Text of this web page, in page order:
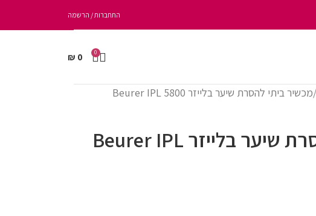
התחברות / הרשמה
0
₪ 0
מכשיר ביתי להסרת שיער בלייזר Beurer IPL 5800
מכשיר ביתי להסרת שיער בלייזר Beurer IPL